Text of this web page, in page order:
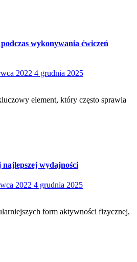
wykonywania ćwiczeń
2022 4 grudnia 2025
element, który często sprawia
wydajności
2022 4 grudnia 2025
form aktywności fizycznej,